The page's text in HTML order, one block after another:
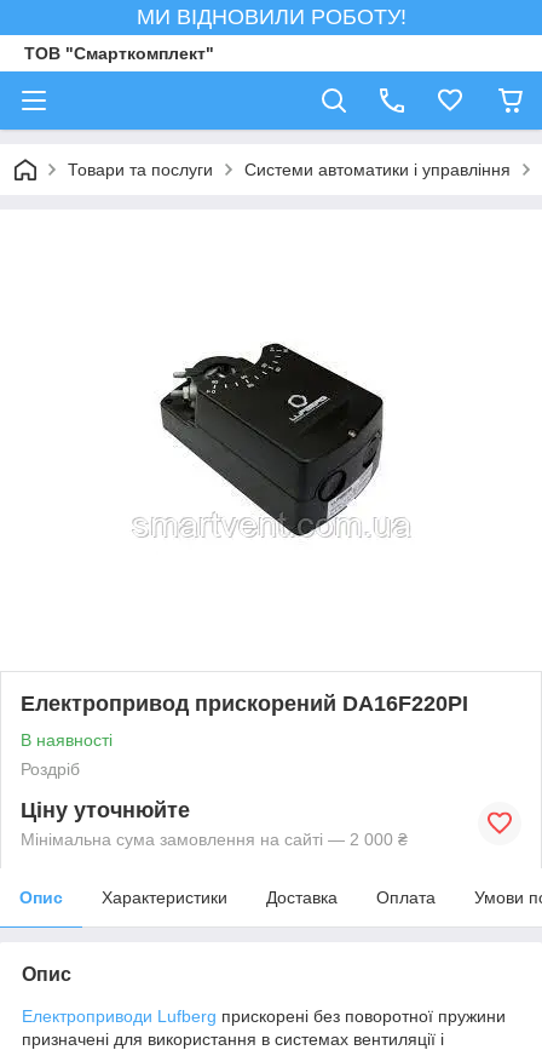
МИ ВІДНОВИЛИ РОБОТУ!
ТОВ "Смарткомплект"
Товари та послуги Системи автоматики і управління
Електропривод прискорений DA16F220PI
В наявності
Роздріб
Ціну уточнюйте
Мінімальна сума замовлення на сайті — 2 000 ₴
Опис Характеристики Доставка Оплата Умови
Опис
Електроприводи Lufberg прискорені без поворотної пружини
призначені для використання в системах вентиляції і